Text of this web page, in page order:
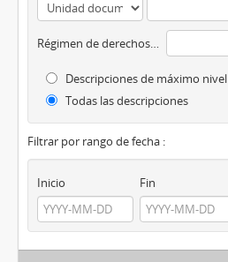
Régimen de derechos de autor
Descripciones de máximo nivel
Todas las descripciones
Filtrar por rango de fecha :
Inicio Fin